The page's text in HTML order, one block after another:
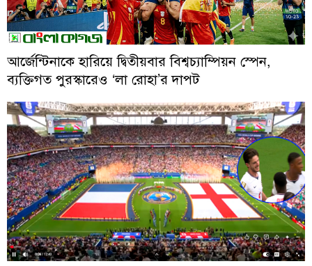
আর্জেন্টিনাকে হারিয়ে দ্বিতীয়বার বিশ্বচ্যাম্পিয়ন স্পেন,
ব্যক্তিগত পুরস্কারেও ‘লা রোহা’র দাপট